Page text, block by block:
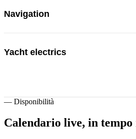
Navigation
Yacht electrics
— Disponibilità
Calendario live, in tempo